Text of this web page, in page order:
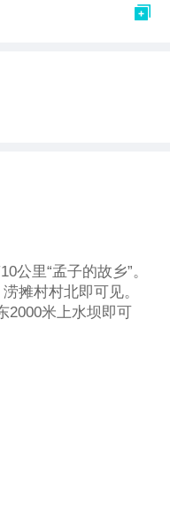

公里“孟子的故乡”。
摊村村北即可见。
2000米上水坝即可